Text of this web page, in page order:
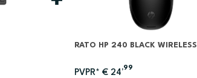
RATO HP 240 BLACK WIRELESS
PVPR* € 24
,99